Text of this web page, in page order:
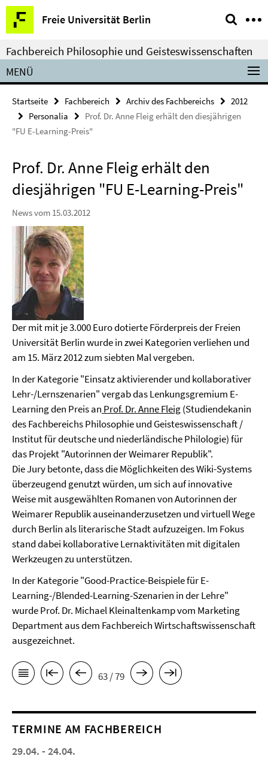
Springe
direkt
zu
Inhalt
Freie Universität Berlin
Service-
Navigation
Fachbereich Philosophie und Geisteswissenschaften
MENÜ
Startseite Fachbereich Archiv des Fachbereichs
2012
Personalia
Prof. Dr. Anne Fleig erhält den diesjährigen
"FU E-Learning-Preis"
Prof. Dr. Anne Fleig erhält den
diesjährigen "FU E-Learning-Preis"
News vom 15.03.2012
Der mit mit je 3.000 Euro dotierte Förderpreis der Freien
Universität Berlin wurde in zwei Kategorien verliehen und
am 15. März 2012 zum siebten Mal vergeben.
In der Kategorie "Einsatz aktivierender und kollaborativer
Lehr-/Lernszenarien" vergab das Lenkungsgremium E-
Learning den Preis an Prof. Dr. Anne Fleig(Studiendekanin
des Fachbereichs Philosophie und Geisteswissenschaft /
Institut für deutsche und niederländische Philologie) für
das Projekt "Autorinnen der Weimarer Republik".
Die Jury betonte, dass die Möglichkeiten des Wiki-Systems
überzeugend genutzt würden, um sich auf innovative
Weise mit ausgewählten Romanen von Autorinnen der
Weimarer Republik auseinanderzusetzen und virtuell Wege
durch Berlin als literarische Stadt aufzuzeigen. Im Fokus
stand dabei kollaborative Lernaktivitäten mit digitalen
Werkzeugen zu unterstützen.
In der Kategorie "Good-Practice-Beispiele für E-
Learning-/Blended-Learning-Szenarien in der Lehre"
wurde Prof. Dr. Michael Kleinaltenkamp vom Marketing
Department aus dem Fachbereich Wirtschaftswissenschaft
ausgezeichnet.
63 / 79
TERMINE AM FACHBEREICH
29.04. - 24.04.